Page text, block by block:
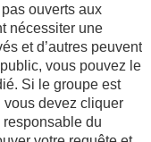
ouverts aux
nécessiter une
et d’autres peuvent
vous pouvez le
Si le groupe est
vous devez cliquer
du